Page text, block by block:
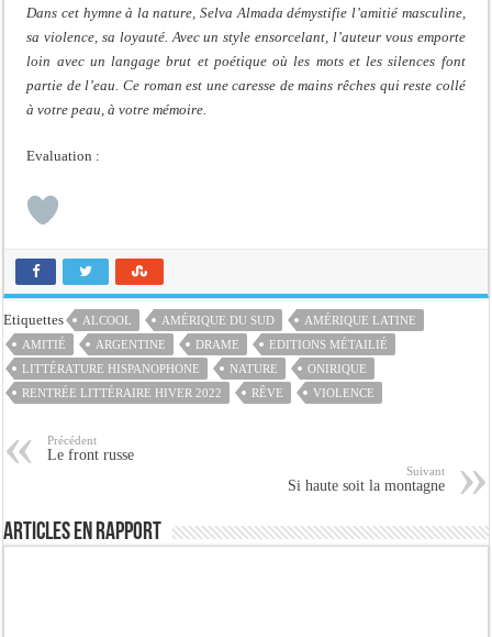
Dans cet hymne à la nature, Selva Almada démystifie l’amitié masculine,
sa violence, sa loyauté. Avec un style ensorcelant, l’auteur vous emporte
loin avec un langage brut et poétique où les mots et les silences font
partie de l’eau. Ce roman est une caresse de mains rêches qui reste collé
à votre peau, à votre mémoire.
Evaluation :
Etiquettes ALCOOL AMÉRIQUE DU SUD
AMÉRIQUE LATINE
AMITIÉ
ARGENTINE DRAME
EDITIONS MÉTAILIÉ
LITTÉRATURE HISPANOPHONE
NATURE
ONIRIQUE
RENTRÉE LITTÉRAIRE HIVER 2022
RÊVE VIOLENCE
Précédent
Le front russe
Suivant
Si haute soit la montagne
Articles en rapport